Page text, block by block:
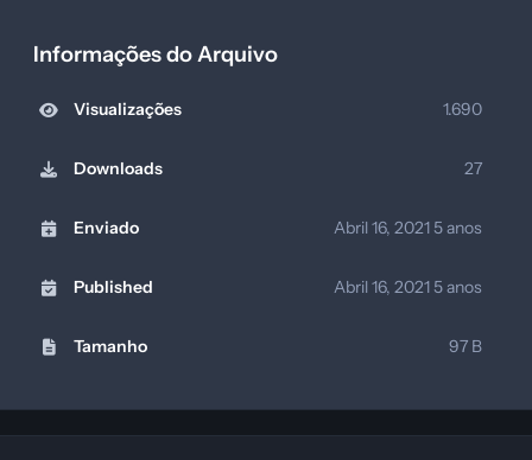
Informações do Arquivo
Visualizações 1.690
Downloads 27
Enviado Abril 16, 2021 5 anos
Published Abril 16, 2021 5 anos
Tamanho 97 B